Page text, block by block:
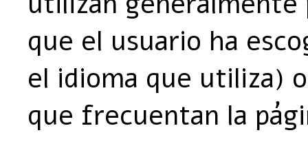
que el usuario ha
el idioma que utiliza)
que frecuentan la